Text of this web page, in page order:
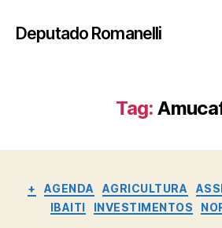
Deputado Romanelli
Tag:
+ AGENDA AGRICULTURA
IBAITI
INVESTIMENTOS